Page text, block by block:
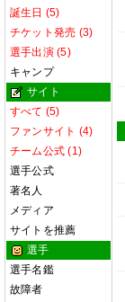
誕生日 (5)
チケット発売 (3)
選手出演 (5)
キャンプ
サイト
すべて (5)
ファンサイト (4)
チーム公式 (1)
選手公式
著名人
メディア
サイトを推薦
選手
選手名鑑
故障者